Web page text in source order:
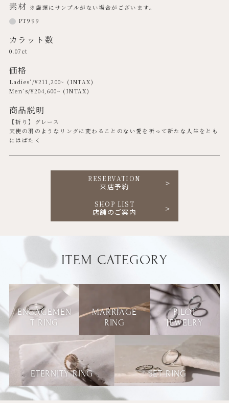
素材 ※店頭にサンプルがない場合がございます。
PT999
カラット数
0.07ct
価格
Ladies’/¥211,200~ (INTAX)
Men’s/¥204,600~ (INTAX)
商品説明
【祈り】グレース
天使の羽のようなリングに変わることのない愛を祈って新たな人生をとも
にはばたく
RESERVATION
来店予約
SHOP LIST
店舗のご案内
ITEM CATEGORY
ENGAGEMEN
T RING
MARRIAGE
RING
PILOT
JEWELRY
ETERNITY RING SET RING